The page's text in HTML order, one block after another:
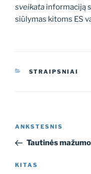
sveikata informaciją
siūlymas kitoms ES
KATEGORIJOS
STRAIPSNIAI
Navigacija
įrašų
Ankstesnis
įrašas
ANKSTESNIS
Tautinės
Kitas
KITAS